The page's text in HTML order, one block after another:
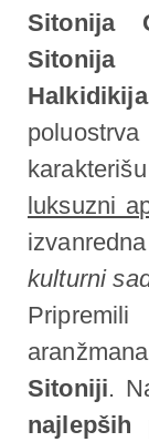
Sitonija
Sitonija
Halkidikija
poluostrva
luksuzni
kulturni
Sitoniji.
najlepših